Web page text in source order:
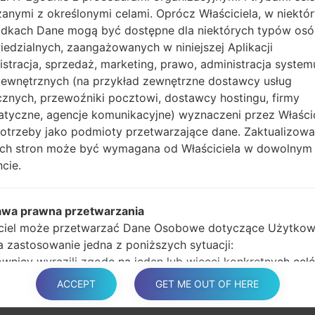
Naciśnij i
głośności, następnie
Naciśnij i
głośności i klawisz
Podłącz kabel
przycisk Bixby i
Naciśnij i
głośności.
Następnie podłącz
ponownie i odłączy
z określonymi celami. Oprócz Właściciela, w
Dane mogą być dostępne dla niektórych typów
zaangażowanych w niniejszej Aplikacji
sprzedaż, marketing, prawo, administracja
(na przykład zewnętrzne dostawcy usług
przewoźniki pocztowi, dostawcy hostingu, firmy
agencje komunikacyjne) wyznaczeni przez
jako podmioty przetwarzające dane.
stron może być wymagana od Właściciela w dowolnym
prawna przetwarzania
może przetwarzać Dane Osobowe dotyczące
zastosowanie jedna z poniższych sytuacji:
wyrazili zgodę na jeden lub więcej konkretnych
zgodnie z niektórymi ustawodawstwami, Właściciel może
na przetwarzanie danych osobowych, dopóki Użytkownik
wobec takiedo przetwarzania („nie
ACCEPT GET ME OUT OF HERE